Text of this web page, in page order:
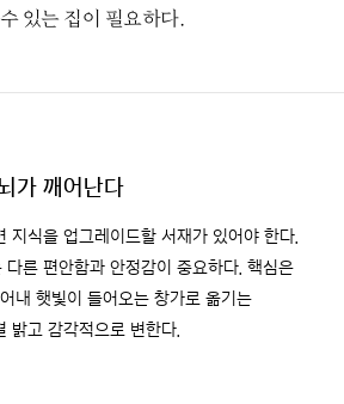
있는 집이 필요하다.
가 깨어난다
지식을 업그레이드할 서재가 있어야 한다.
다른 편안함과 안정감이 중요하다. 핵심은
내 햇빛이 들어오는 창가로 옮기는
밝고 감각적으로 변한다.